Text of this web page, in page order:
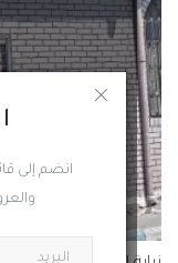
انضم إلى قائمة
والعروض